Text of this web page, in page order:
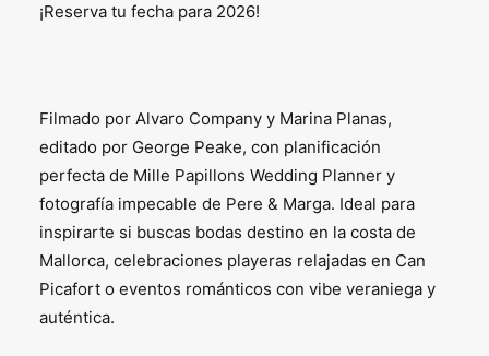
¡Reserva tu fecha para 2026!
Filmado por Alvaro Company y Marina Planas,
editado por George Peake, con planificación
perfecta de Mille Papillons Wedding Planner y
fotografía impecable de Pere & Marga. Ideal para
inspirarte si buscas bodas destino en la costa de
Mallorca, celebraciones playeras relajadas en Can
Picafort o eventos románticos con vibe veraniega y
auténtica.